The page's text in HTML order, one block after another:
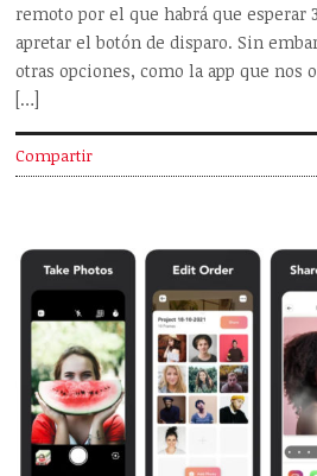
remoto por el que habrá que esperar
apretar el botón de disparo. Sin
otras opciones, como la app que nos
[…]
Compartir